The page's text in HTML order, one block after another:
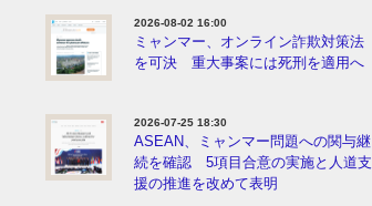
2026-08-02 16:00
ミャンマー、オンライン詐欺対策法
を可決 重大事案には死刑を適用へ
2026-07-25 18:30
ASEAN、ミャンマー問題への関与継
続を確認 5項目合意の実施と人道支
援の推進を改めて表明